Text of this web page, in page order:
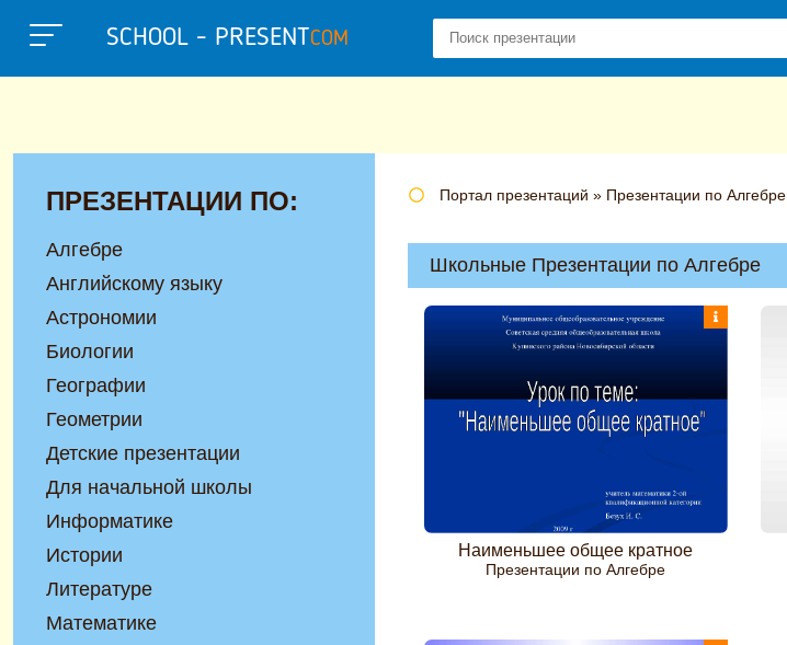
SCHOOL - PRESENTCOM
Портал презентаций » Презентации по Алгебре
Школьные Презентации по Алгебре
Наименьшее общее кратное
Презентации по Алгебре
ПРЕЗЕНТАЦИИ ПО:
Алгебре
Английскому языку
Астрономии
Биологии
Географии
Геометрии
Детские презентации
Для начальной школы
Информатике
Истории
Литературе
Математике